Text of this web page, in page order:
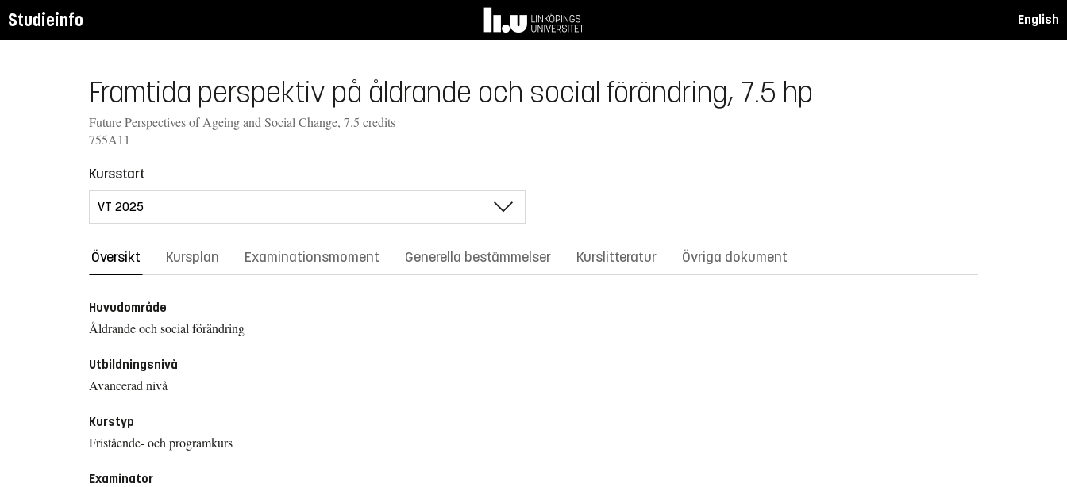
Studieinfo English
Framtida perspektiv på åldrande och social förändring, 7.5 hp
Future Perspectives of Ageing and Social Change, 7.5 credits
755A11
Kursstart
Översikt Kursplan Examinationsmoment Generella bestämmelser Kurslitteratur Övriga dokument
Huvudområde
Åldrande och social förändring
Utbildningsnivå
Avancerad nivå
Kurstyp
Fristående- och programkurs
Examinator